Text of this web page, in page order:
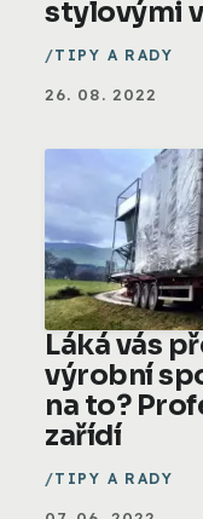
stylovými
TIPY A RADY
26. 08. 2022
Láká vás
výrobní
na to?
zařídí
TIPY A RADY